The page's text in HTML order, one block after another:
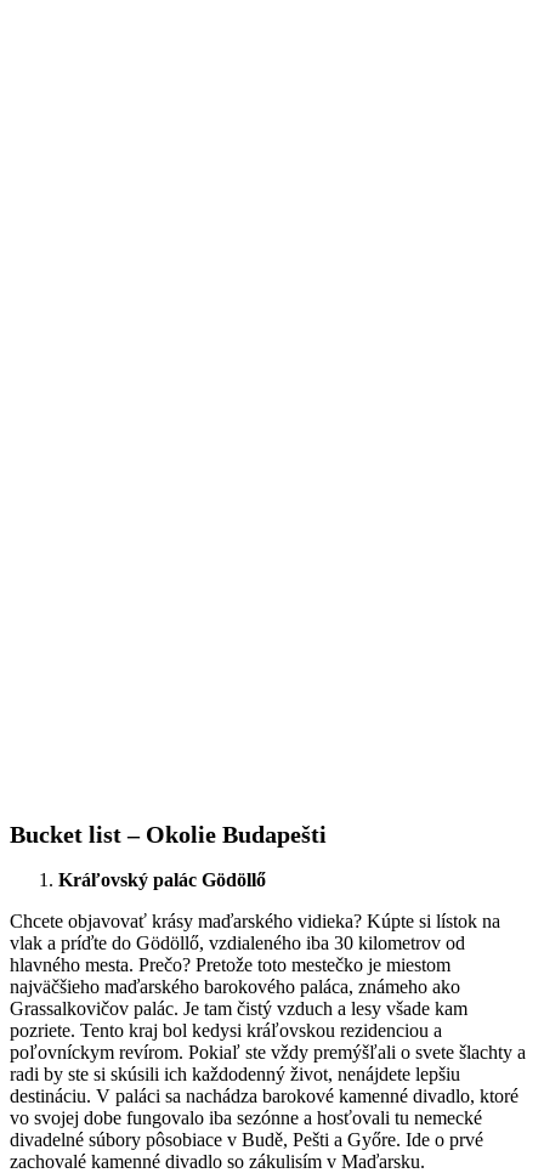
Bucket list – Okolie Budapešti
Kráľovský palác Gödöllő
Chcete objavovať krásy maďarského vidieka? Kúpte si lístok na
vlak a príďte do Gödöllő, vzdialeného iba 30 kilometrov od
hlavného mesta. Prečo? Pretože toto mestečko je miestom
najväčšieho maďarského barokového paláca, známeho ako
Grassalkovičov palác. Je tam čistý vzduch a lesy všade kam
pozriete. Tento kraj bol kedysi kráľovskou rezidenciou a
poľovníckym revírom. Pokiaľ ste vždy premýšľali o svete šlachty a
radi by ste si skúsili ich každodenný život, nenájdete lepšiu
destináciu. V paláci sa nachádza barokové kamenné divadlo, ktoré
vo svojej dobe fungovalo iba sezónne a hosťovali tu nemecké
divadelné súbory pôsobiace v Budě, Pešti a Győre. Ide o prvé
zachovalé kamenné divadlo so zákulisím v Maďarsku.